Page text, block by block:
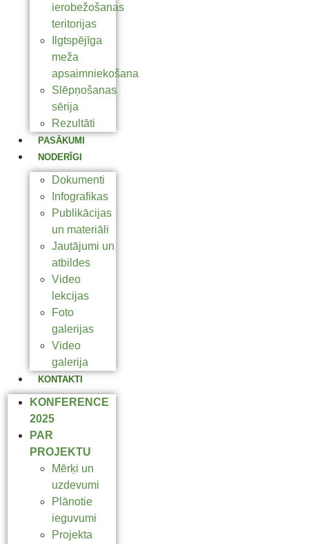
ierobežošanas
teritorijas
Ilgtspējīga
meža
apsaimniekošana
Slēpņošanas
sērija
Rezultāti
PASĀKUMI
NODERĪGI
Dokumenti
Infografikas
Publikācijas
un materiāli
Jautājumi un
atbildes
Video
lekcijas
Foto
galerijas
Video
galerija
KONTAKTI
KONFERENCE
2025
PAR
PROJEKTU
Mērķi un
uzdevumi
Plānotie
ieguvumi
Projekta